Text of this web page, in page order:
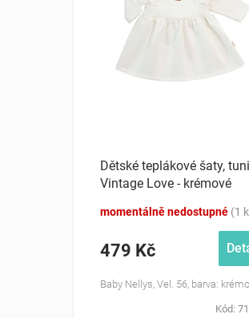
Dětské teplákové šaty,
Vintage Love - krémové
momentálně nedostupné (1
479 Kč
Baby Nellys, Vel. 56, barva:
Kód: